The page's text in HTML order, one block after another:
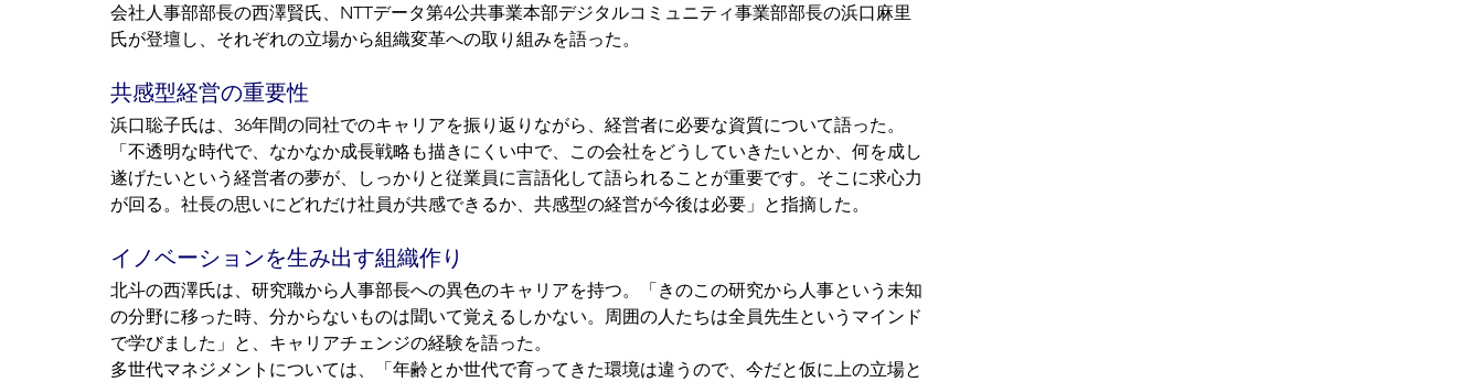
会社人事部部長の西澤賢氏、NTTデータ第4公共事業本部デジタルコミュニティ事業部部長の浜口麻里
氏が登壇し、それぞれの立場から組織変革への取り組みを語った。
共感型経営の重要性
浜口聡子氏は、36年間の同社でのキャリアを振り返りながら、経営者に必要な資質について語った。
「不透明な時代で、なかなか成長戦略も描きにくい中で、この会社をどうしていきたいとか、何を成し
遂げたいという経営者の夢が、しっかりと従業員に言語化して語られることが重要です。そこに求心力
が回る。社長の思いにどれだけ社員が共感できるか、共感型の経営が今後は必要」と指摘した。
イノベーションを生み出す組織作り
北斗の西澤氏は、研究職から人事部長への異色のキャリアを持つ。「きのこの研究から人事という未知
の分野に移った時、分からないものは聞いて覚えるしかない。周囲の人たちは全員先生というマインド
で学びました」と、キャリアチェンジの経験を語った。
多世代マネジメントについては、「年齢とか世代で育ってきた環境は違うので、今だと仮に上の立場と